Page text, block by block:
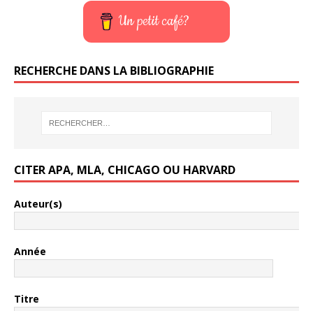
Un petit café?
RECHERCHE DANS LA BIBLIOGRAPHIE
CITER APA, MLA, CHICAGO OU HARVARD
Auteur(s)
Année
Titre